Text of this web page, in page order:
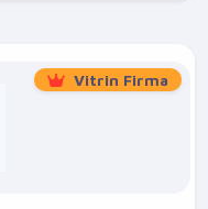
Vitrin Firma